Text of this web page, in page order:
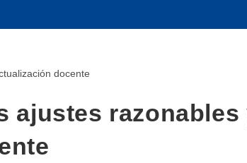
ajustes razonables